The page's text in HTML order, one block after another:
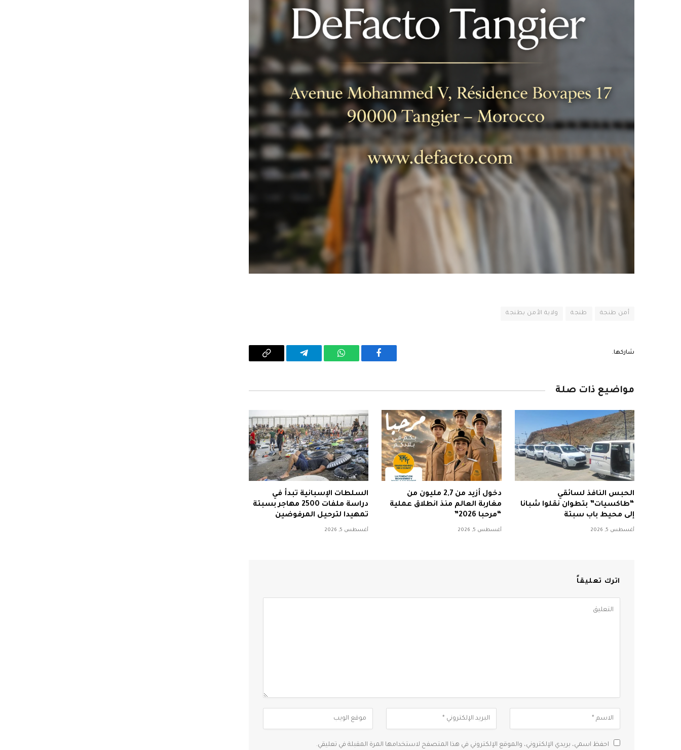
أمن طنجة طنجة ولاية الأمن بطنجة
شاركها.
فيسبوك واتساب تيلقرام
Copy
مواضيع ذات صلة
الحبس النافذ لسائقي
“طاكسيات” بتطوان نقلوا شبانا
إلى محيط باب سبتة
أغسطس 5, 2026
دخول أزيد من 2,7 مليون من
مغاربة العالم منذ انطلاق عملية
“مرحبا 2026”
أغسطس 5, 2026
السلطات الإسبانية تبدأ في
دراسة ملفات 2500 مهاجر بسبتة
تمهيدا لترحيل المرفوضين
أغسطس 5, 2026
اترك تعليقاً
احفظ اسمي، بريدي الإلكتروني، والموقع الإلكتروني في هذا المتصفح لاستخدامها المرة المقبلة في تعليقي.